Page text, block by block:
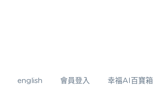
english 會員登入 幸福AI百寶箱